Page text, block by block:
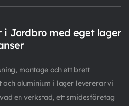
i Jordbro med eget lager
montage och ett brett
aluminium i lager levererar vi
en verkstad, ett smidesföretag